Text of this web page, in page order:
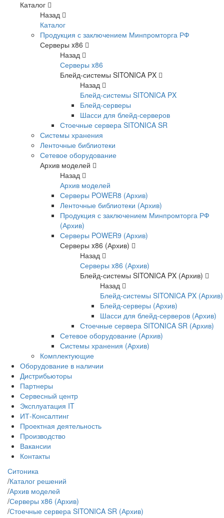
Каталог
Назад
Каталог
Продукция с заключением Минпромторга РФ
Серверы x86
Назад
Серверы x86
Блейд-системы SITONICA PX
Назад
Блейд-системы SITONICA PX
Блейд-серверы
Шасси для блейд-серверов
Стоечные сервера SITONICA SR
Системы хранения
Ленточные библиотеки
Сетевое оборудование
Архив моделей
Назад
Архив моделей
Серверы POWER8 (Архив)
Ленточные библиотеки (Архив)
Продукция с заключением Минпромторга РФ
(Архив)
Серверы POWER9 (Архив)
Серверы x86 (Архив)
Назад
Серверы x86 (Архив)
Блейд-системы SITONICA PX (Архив)
Назад
Блейд-системы SITONICA PX (Архив)
Блейд-серверы (Архив)
Шасси для блейд-серверов (Архив)
Стоечные сервера SITONICA SR (Архив)
Сетевое оборудование (Архив)
Системы хранения (Архив)
Комплектующие
Оборудование в наличии
Дистрибьюторы
Партнеры
Сервесный центр
Эксплуатация IT
ИТ-Консалтинг
Проектная деятельность
Производство
Вакансии
Контакты
Ситоника
/Каталог решений
/Архив моделей
/Серверы x86 (Архив)
/Стоечные сервера SITONICA SR (Архив)